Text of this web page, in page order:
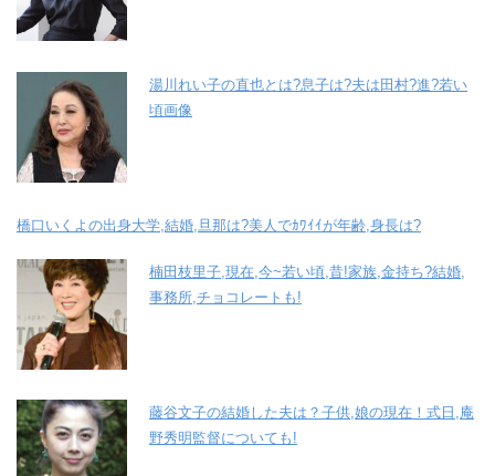
湯川れい子の直也とは?息子は?夫は田村?進?若い
頃画像
橋口いくよの出身大学,結婚,旦那は?美人でｶﾜｲｲが年齢,身長は?
楠田枝里子,現在,今~若い頃,昔!家族,金持ち?結婚,
事務所,チョコレートも!
藤谷文子の結婚した夫は？子供,娘の現在！式日,庵
野秀明監督についても!